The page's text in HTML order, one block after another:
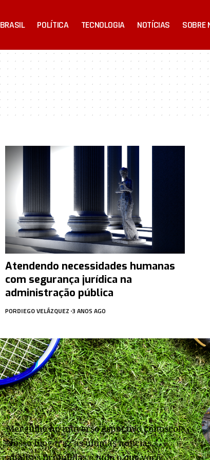
BRASIL POLÍTICA TECNOLOGIA NOTÍCIAS SOBRE
Atendendo necessidades humanas
com segurança jurídica na
administração pública
PORDIEGO VELÁZQUEZ 3 ANOS AGO
Mergulhe no universo esportivo conosco!
Nosso blog traz as últimas notícias,
análises profundas e tudo o que você